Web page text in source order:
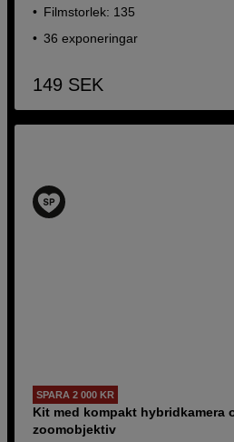
Filmstorlek: 135
36 exponeringar
149 SEK
SPARA 2 000 KR
Kit med kompakt hybridkamera
zoomobjektiv